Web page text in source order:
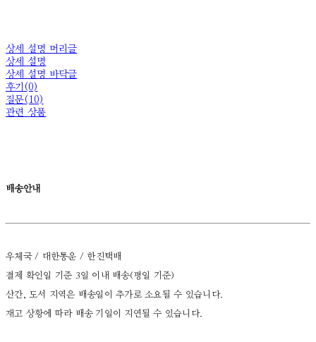
상세 설명 머리글
상세 설명
상세 설명 바닥글
후기(0)
질문(10)
관련 상품
배송안내
우체국 / 대한통운 / 한진택배
결제 확인일 기준 3일 이내 배송(평일 기준)
산간, 도서 지역은 배송일이 추가로 소요될 수 있습니다.
재고 상황에 따라 배송 기일이 지연될 수 있습니다.